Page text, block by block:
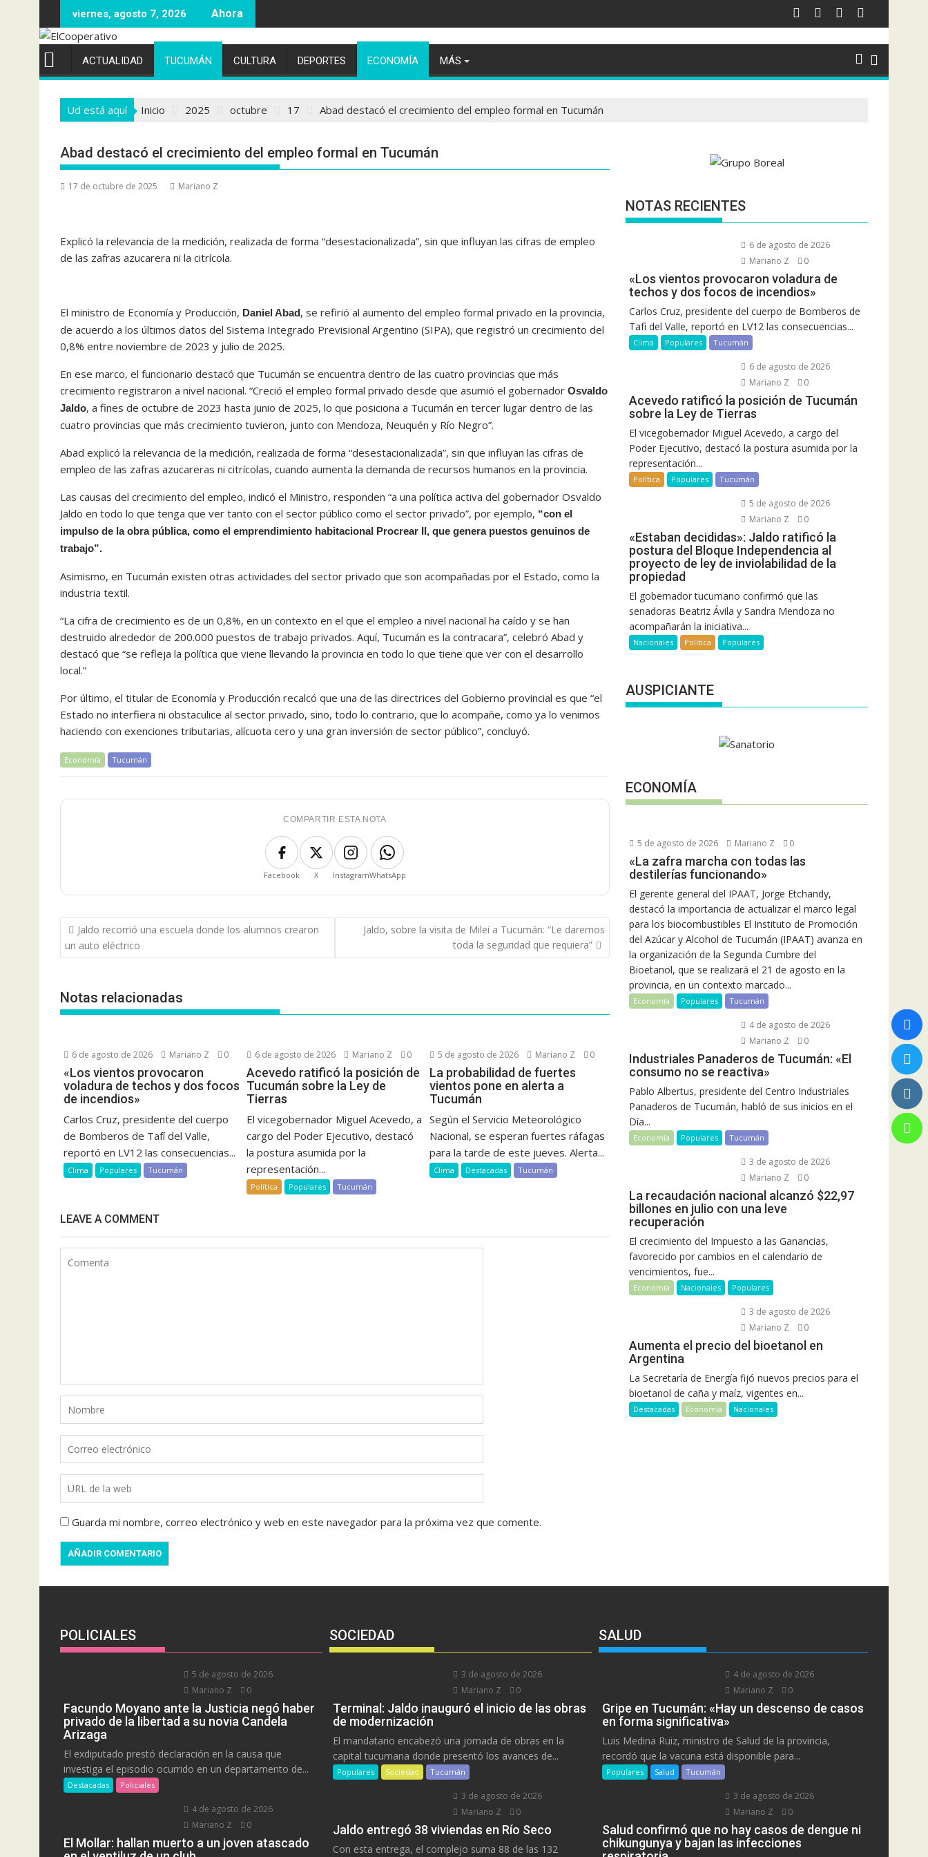
al
contenido
viernes, agosto 7, 2026
ACTUALIDAD TUCUMÁN CULTURA DEPORTES ECONOMÍA MÁS
Ud está aquí Inicio 2025 octubre 17 Abad destacó el crecimiento del empleo formal en Tucumán
Abad destacó el crecimiento del empleo formal en Tucumán
17 de octubre de 2025 Mariano Z
Explicó la relevancia de la medición, realizada de forma “desestacionalizada”, sin que influyan las cifras de empleo
de las zafras azucarera ni la citrícola.
El ministro de Economía y Producción, Daniel Abad, se refirió al aumento del empleo formal privado en la provincia,
de acuerdo a los últimos datos del Sistema Integrado Previsional Argentino (SIPA), que registró un crecimiento del
0,8% entre noviembre de 2023 y julio de 2025.
En ese marco, el funcionario destacó que Tucumán se encuentra dentro de las cuatro provincias que más
crecimiento registraron a nivel nacional. “Creció el empleo formal privado desde que asumió el gobernador Osvaldo
Jaldo, a fines de octubre de 2023 hasta junio de 2025, lo que posiciona a Tucumán en tercer lugar dentro de las
cuatro provincias que más crecimiento tuvieron, junto con Mendoza, Neuquén y Río Negro”.
Abad explicó la relevancia de la medición, realizada de forma “desestacionalizada”, sin que influyan las cifras de
empleo de las zafras azucareras ni citrícolas, cuando aumenta la demanda de recursos humanos en la provincia.
Las causas del crecimiento del empleo, indicó el Ministro, responden “a una política activa del gobernador Osvaldo
Jaldo en todo lo que tenga que ver tanto con el sector público como el sector privado”, por ejemplo, “con el
impulso de la obra pública, como el emprendimiento habitacional Procrear II, que genera puestos genuinos de
trabajo”.
Asimismo, en Tucumán existen otras actividades del sector privado que son acompañadas por el Estado, como la
industria textil.
“La cifra de crecimiento es de un 0,8%, en un contexto en el que el empleo a nivel nacional ha caído y se han
destruido alrededor de 200.000 puestos de trabajo privados. Aquí, Tucumán es la contracara”, celebró Abad y
destacó que “se refleja la política que viene llevando la provincia en todo lo que tiene que ver con el desarrollo
local.”
Por último, el titular de Economía y Producción recalcó que una de las directrices del Gobierno provincial es que “el
Estado no interfiera ni obstaculice al sector privado, sino, todo lo contrario, que lo acompañe, como ya lo venimos
haciendo con exenciones tributarias, alícuota cero y una gran inversión de sector público”, concluyó.
Economía Tucumán
COMPARTIR ESTA NOTA
Facebook X InstagramWhatsApp
Navegación
de
entradas
Jaldo recorrió una escuela donde los alumnos crearon
un auto eléctrico
Jaldo, sobre la visita de Milei a Tucumán: “Le daremos
toda la seguridad que requiera”
Notas relacionadas
6 de agosto de 2026 Mariano Z 0
«Los vientos provocaron
voladura de techos y dos focos
de incendios»
Carlos Cruz, presidente del cuerpo
de Bomberos de Tafí del Valle,
reportó en LV12 las consecuencias...
Clima Populares Tucumán
6 de agosto de 2026 Mariano Z 0
Acevedo ratificó la posición de
Tucumán sobre la Ley de
Tierras
El vicegobernador Miguel Acevedo, a
cargo del Poder Ejecutivo, destacó
la postura asumida por la
representación...
Política Populares Tucumán
5 de agosto de 2026 Mariano Z 0
La probabilidad de fuertes
vientos pone en alerta a
Tucumán
Según el Servicio Meteorológico
Nacional, se esperan fuertes ráfagas
para la tarde de este jueves. Alerta...
Clima Destacadas Tucumán
LEAVE A COMMENT
Guarda mi nombre, correo electrónico y web en este navegador para la próxima vez que comente.
NOTAS RECIENTES
6 de agosto de 2026
Mariano Z
0
«Los vientos provocaron voladura de
techos y dos focos de incendios»
Carlos Cruz, presidente del cuerpo de Bomberos de
Tafí del Valle, reportó en LV12 las consecuencias...
Clima Populares Tucumán
6 de agosto de 2026
Mariano Z
0
Acevedo ratificó la posición de Tucumán
sobre la Ley de Tierras
El vicegobernador Miguel Acevedo, a cargo del
Poder Ejecutivo, destacó la postura asumida por la
representación...
Política Populares Tucumán
5 de agosto de 2026
Mariano Z
0
«Estaban decididas»: Jaldo ratificó la
postura del Bloque Independencia al
proyecto de ley de inviolabilidad de la
propiedad
El gobernador tucumano confirmó que las
senadoras Beatriz Ávila y Sandra Mendoza no
acompañarán la iniciativa...
Nacionales Política Populares
AUSPICIANTE
ECONOMÍA
5 de agosto de 2026 Mariano Z 0
«La zafra marcha con todas las
destilerías funcionando»
El gerente general del IPAAT, Jorge Etchandy,
destacó la importancia de actualizar el marco legal
para los biocombustibles El Instituto de Promoción
del Azúcar y Alcohol de Tucumán (IPAAT) avanza en
la organización de la Segunda Cumbre del
Bioetanol, que se realizará el 21 de agosto en la
provincia, en un contexto marcado...
Economía Populares Tucumán
4 de agosto de 2026
Mariano Z
0
Industriales Panaderos de Tucumán: «El
consumo no se reactiva»
Pablo Albertus, presidente del Centro Industriales
Panaderos de Tucumán, habló de sus inicios en el
Día...
Economía Populares Tucumán
3 de agosto de 2026
Mariano Z
0
La recaudación nacional alcanzó $22,97
billones en julio con una leve
recuperación
El crecimiento del Impuesto a las Ganancias,
favorecido por cambios en el calendario de
vencimientos, fue...
Economía Nacionales Populares
3 de agosto de 2026
Mariano Z
0
Aumenta el precio del bioetanol en
Argentina
La Secretaría de Energía fijó nuevos precios para el
bioetanol de caña y maíz, vigentes en...
Destacadas Economía Nacionales
POLICIALES
5 de agosto de 2026
Mariano Z
0
Facundo Moyano ante la Justicia negó haber
privado de la libertad a su novia Candela
Arizaga
El exdiputado prestó declaración en la causa que
investiga el episodio ocurrido en un departamento de...
Destacadas Policiales
4 de agosto de 2026
Mariano Z
0
El Mollar: hallan muerto a un joven atascado
SOCIEDAD
3 de agosto de 2026
Mariano Z
0
Terminal: Jaldo inauguró el inicio de las obras
de modernización
El mandatario encabezó una jornada de obras en la
capital tucumana donde presentó los avances de...
Populares Sociedad Tucumán
3 de agosto de 2026
Mariano Z
0
Jaldo entregó 38 viviendas en Río Seco
Con esta entrega, el complejo suma 88 de las 132
SALUD
4 de agosto de 2026
Mariano Z
0
Gripe en Tucumán: «Hay un descenso de casos
en forma significativa»
Luis Medina Ruiz, ministro de Salud de la provincia,
recordó que la vacuna está disponible para...
Populares Salud Tucumán
3 de agosto de 2026
Mariano Z
0
Salud confirmó que no hay casos de dengue ni
chikungunya y bajan las infecciones